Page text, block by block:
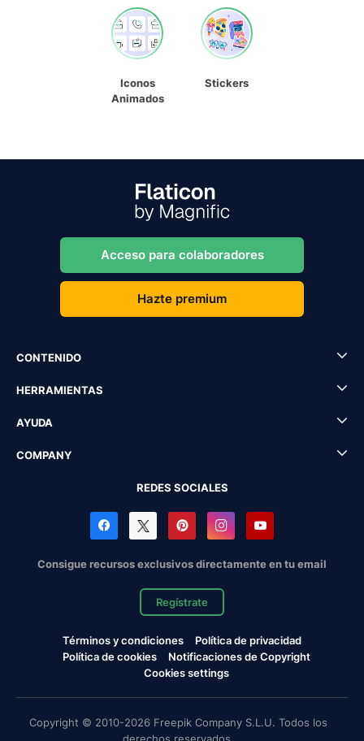
Iconos
Animados
Stickers
Acceso para colaboradores
Hazte premium
CONTENIDO
HERRAMIENTAS
AYUDA
COMPANY
REDES SOCIALES
Consigue recursos exclusivos directamente en tu email
Regístrate
Términos y condiciones
Política de privacidad
Política de cookies
Notificaciones de Copyright
Cookies settings
Copyright © 2010-2026 Freepik Company S.L.U. Todos los